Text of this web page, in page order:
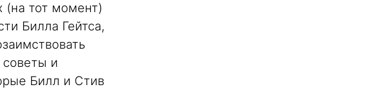
(на тот момент)
Билла Гейтса,
советы и
Билл и Стив